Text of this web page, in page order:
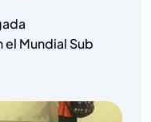
Mundial Sub